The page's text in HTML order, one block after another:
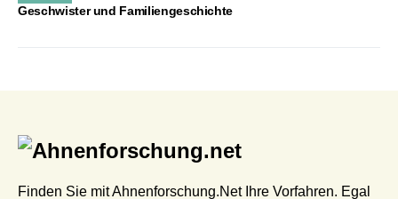
Geschwister und Familiengeschichte
Finden Sie mit Ahnenforschung.Net Ihre Vorfahren. Egal